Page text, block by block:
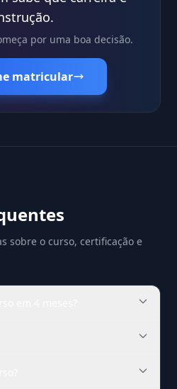
por uma boa decisão.
matricular
sobre o curso, certificação e